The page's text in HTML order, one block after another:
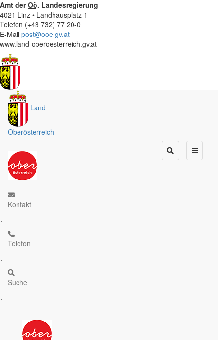
Amt derOö. Landesregierung
4021 Linz • Landhausplatz 1
Telefon (+43 732) 77 20-0
E-Mail post@ooe.gv.at
www.land-oberoesterreich.gv.at
Land
Oberösterreich
Kontakt
.
Telefon
.
Suche
.